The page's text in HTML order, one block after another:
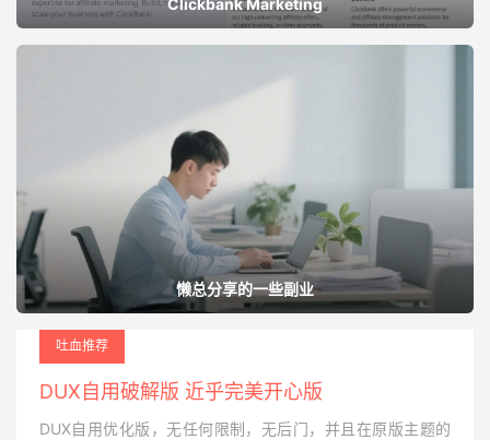
懒总分享的一些副业
吐血推荐
DUX自用破解版 近乎完美开心版
DUX自用优化版，无任何限制，无后门，并且在原版主题的